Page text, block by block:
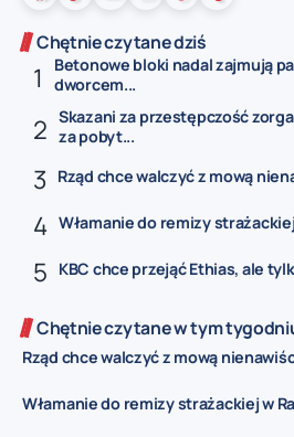
Chętnie czytane dziś
Betonowe bloki nadal zajmują
dworcem...
Skazani za przestępczość
za pobyt...
Rząd chce walczyć z mową
Włamanie do remizy
KBC chce przejąć Ethias, ale
Chętnie czytane w tym
Rząd chce walczyć z mową
Włamanie do remizy strażackiej w